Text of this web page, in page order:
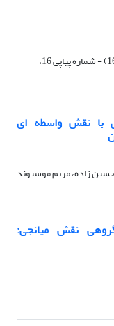
دوره 4، ویژه نامه رهبری (پیاپی 16) - شماره پیاپی 16،
با نقش واسطه ای
زاده، مریم موسیوند
نقش میانجی: